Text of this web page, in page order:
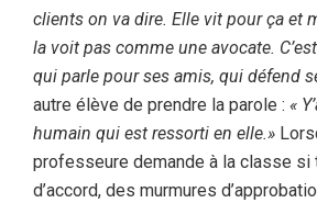
clients on va dire. Elle vit pour ça et
la voit pas comme une avocate.
qui parle pour ses amis, qui défend
autre élève de prendre la parole : «
humain qui est ressorti en elle.»
professeure demande à la classe si
d’accord, des murmures